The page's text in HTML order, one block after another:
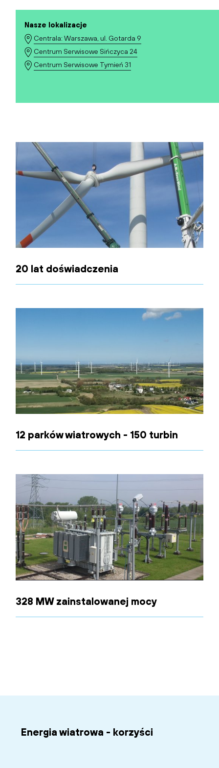
Nasze lokalizacje
Centrala: Warszawa, ul. Gotarda 9
Centrum Serwisowe Sińczyca 24
Centrum Serwisowe Tymień 31
20 lat doświadczenia
12 parków wiatrowych - 150 turbin
328 MW zainstalowanej mocy
Energia wiatrowa - korzyści